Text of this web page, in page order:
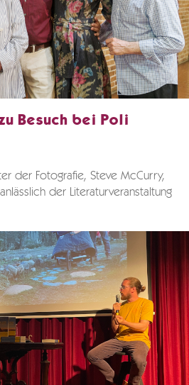
Besuch bei Poli
der Fotografie, Steve McCurry,
der Literaturveranstaltung